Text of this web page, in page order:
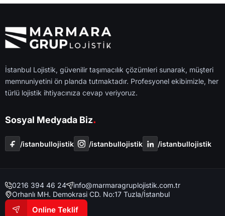
İstanbul Lojistik, güvenilir taşımacılık çözümleri sunarak, müşteri
memnuniyetini ön planda tutmaktadır. Profesyonel ekibimizle, her
türlü lojistik ihtiyacınıza cevap veriyoruz.
Sosyal Medyada Biz.
/i̇stanbullojistik /i̇stanbullojistik /i̇stanbullojistik
0216 394 46 24
info@marmaragruplojistik.com.tr
Orhanlı MH. Demokrasi CD. No:17 Tuzla/İstanbul
Online Teklif